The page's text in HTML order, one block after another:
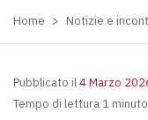
Home > Notizie e
Pubblicato il4 Marzo
Tempo di lettura 1 minuto